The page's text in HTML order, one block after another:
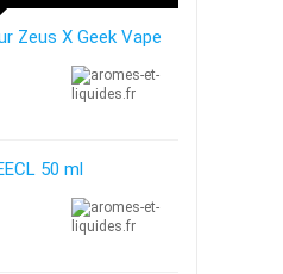
Zeus X Geek Vape
50 ml